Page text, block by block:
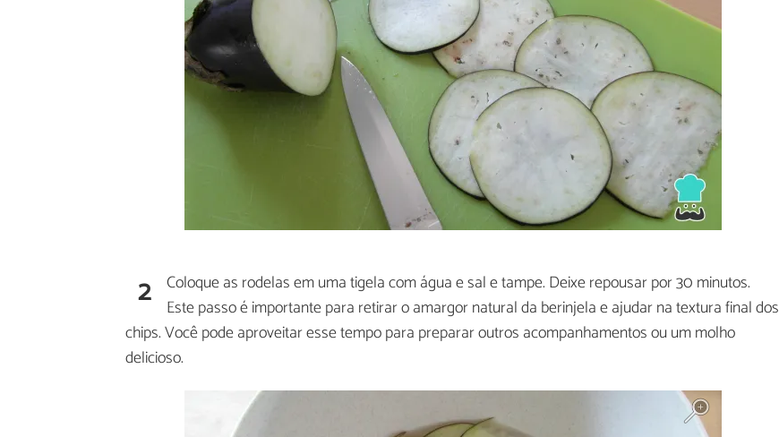
2 Coloque as rodelas em uma tigela com água e sal e tampe. Deixe repousar por 30 minutos.
Este passo é importante para retirar o amargor natural da berinjela e ajudar na textura final dos
chips. Você pode aproveitar esse tempo para preparar outros acompanhamentos ou um molho
delicioso.